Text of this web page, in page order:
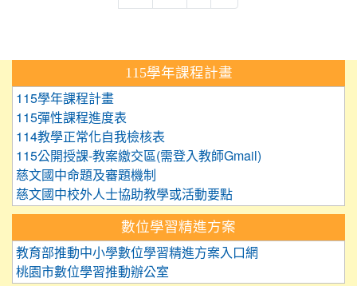
115學年課程計畫
115學年課程計畫
115彈性課程進度表
114教學正常化自我檢核表
115公開授課-教案繳交區(需登入教師Gmail)
慈文國中命題及審題機制
慈文國中校外人士協助教學或活動要點
數位學習精進方案
教育部推動中小學數位學習精進方案入口網
桃園市數位學習推動辦公室